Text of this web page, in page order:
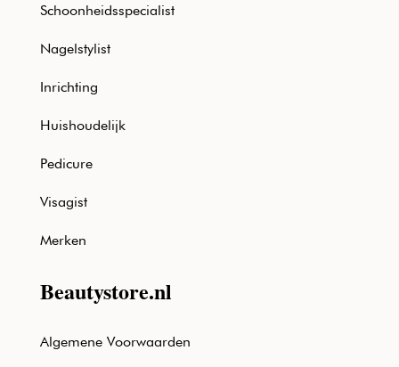
Schoonheidsspecialist
Nagelstylist
Inrichting
Huishoudelijk
Pedicure
Visagist
Merken
Beautystore.nl
Algemene Voorwaarden